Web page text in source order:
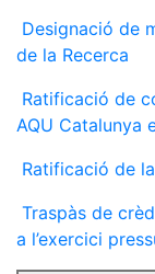
Designació de
de la Recerca
Ratificació de
AQU Catalunya
Ratificació de
Traspàs de
a l’exercici